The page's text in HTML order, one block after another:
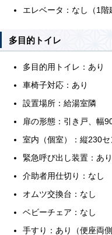
エレベータ：なし（1階
多目的トイレ
多目的用トイレ：あり
車椅子対応：あり
設置場所：給湯室隣
扉の形態：引き戸、幅
室内（個室）：縦230
緊急呼び出し装置：あり
介助者用仕切り：なし
オムツ交換台：なし
ベビーチェア：なし
手すり：あり（便座両側